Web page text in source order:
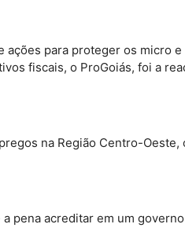
para proteger os
fiscais, o ProGoiás, foi a
na Região Centro-
pena acreditar em um